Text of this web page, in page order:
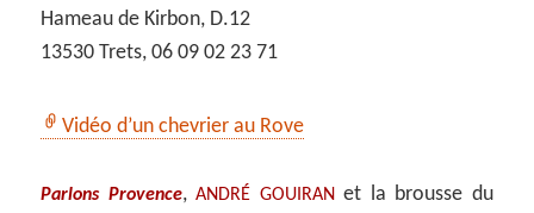
Hameau de Kirbon, D.12
13530 Trets, 06 09 02 23 71
Vidéo d’un chevrier au Rove
Parlons Provence,ANDRÉ GOUIRANet la brousse du